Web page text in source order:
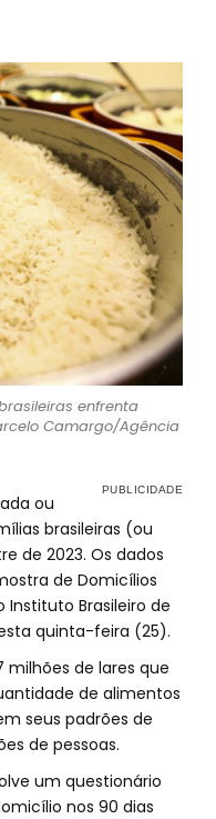
enfrenta
Camargo/Agência
ou
brasileiras (ou
de 2023. Os dados
de Domicílios
Brasileiro de
quinta-feira (25).
milhões de lares que
de alimentos
seus padrões de
de pessoas.
um questionário
nos 90 dias